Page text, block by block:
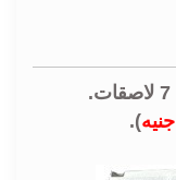
).